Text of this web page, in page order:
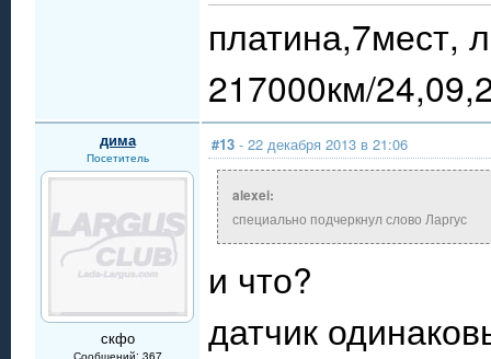
платина,7мест,
217000км/
дима
Посетитель
скфо
Сообщений: 367
#13 - 22 декабря 2013 в 21:06
alexei:
специально подчеркнул слово Ларгус
и что?
датчик